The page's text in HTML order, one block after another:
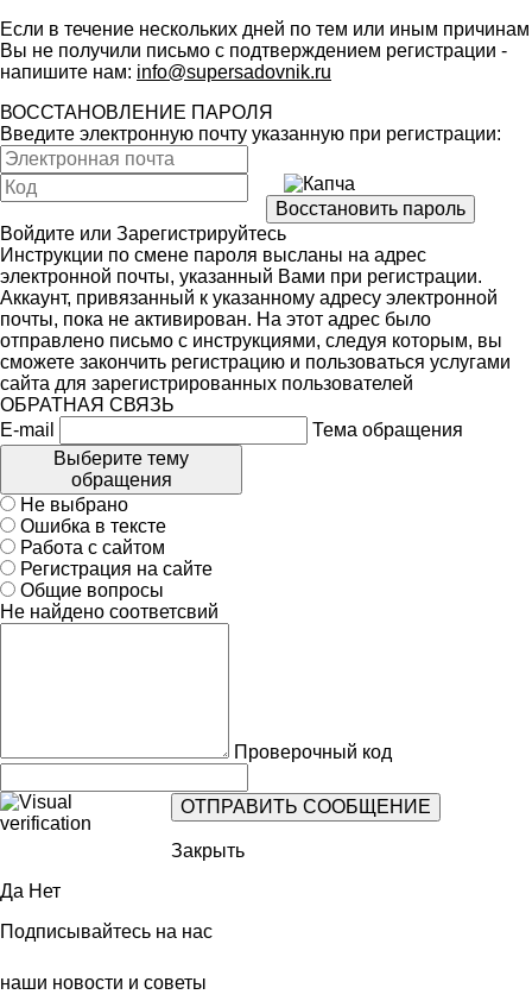
Если в течение нескольких дней по тем или иным причинам
Вы не получили письмо с подтверждением регистрации -
напишите нам: info@supersadovnik.ru
ВОССТАНОВЛЕНИЕ ПАРОЛЯ
Введите электронную почту указанную при регистрации:
Войдите или Зарегистрируйтесь
Инструкции по смене пароля высланы на адрес
электронной почты, указанный Вами при регистрации.
Аккаунт, привязанный к указанному адресу электронной
почты, пока не активирован. На этот адрес было
отправлено письмо с инструкциями, следуя которым, вы
сможете закончить регистрацию и пользоваться услугами
сайта для зарегистрированных пользователей
ОБРАТНАЯ СВЯЗЬ
E-mail
Тема обращения
Выберите тему
обращения
Не выбрано
Ошибка в тексте
Работа с сайтом
Регистрация на сайте
Общие вопросы
Не найдено соответсвий
Проверочный код
Закрыть
Да Нет
Подписывайтесь на нас
наши новости и советы